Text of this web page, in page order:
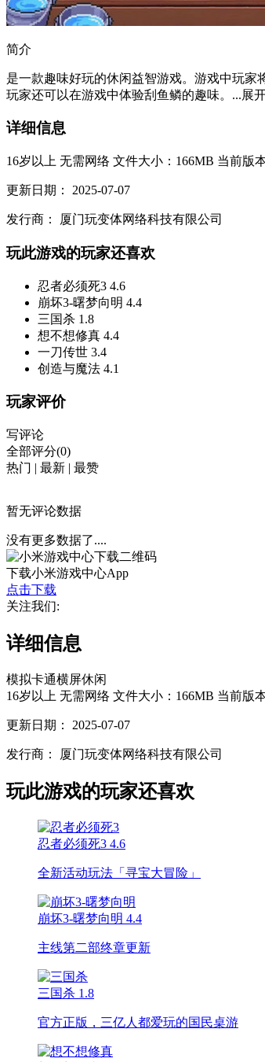
简介
是一款趣味好玩的休闲益智游戏。游戏中玩家
玩家还可以在游戏中体验刮鱼鳞的趣味。...展
详细信息
16岁以上 无需网络 文件大小：166MB 当前版
更新日期： 2025-07-07
发行商： 厦门玩变体网络科技有限公司
玩此游戏的玩家还喜欢
忍者必须死3 4.6
崩坏3-曙梦向明 4.4
三国杀 1.8
想不想修真 4.4
一刀传世 3.4
创造与魔法 4.1
玩家评价
写评论
全部评分(0)
热门 | 最新 | 最赞
暂无评论数据
没有更多数据了....
下载小米游戏中心App
点击下载
关注我们:
详细信息
模拟卡通横屏休闲
16岁以上 无需网络 文件大小：166MB 当前版
更新日期： 2025-07-07
发行商： 厦门玩变体网络科技有限公司
玩此游戏的玩家还喜欢
忍者必须死3 4.6
全新活动玩法「寻宝大冒险」
崩坏3-曙梦向明 4.4
主线第二部终章更新
三国杀 1.8
官方正版，三亿人都爱玩的国民桌游